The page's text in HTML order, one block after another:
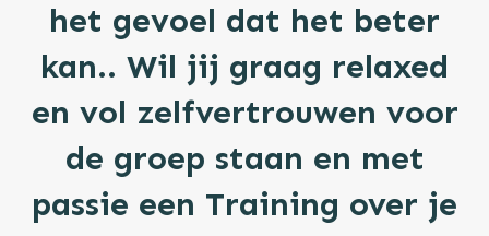
het gevoel dat het beter
kan.. Wil jij graag relaxed
en vol zelfvertrouwen voor
de groep staan en met
passie een Training over je